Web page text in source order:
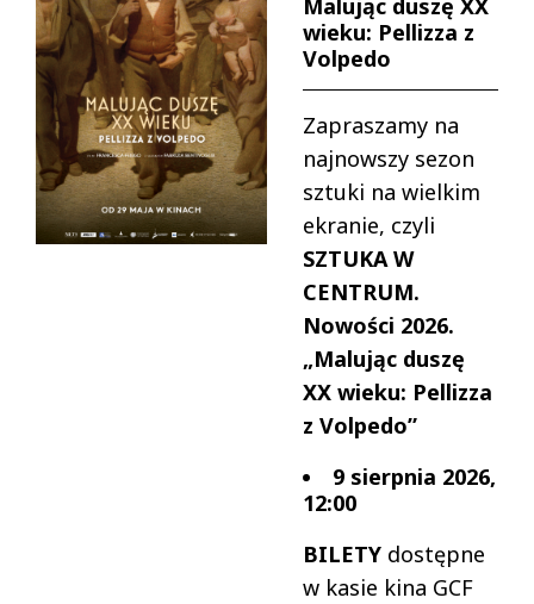
Malując duszę XX
wieku: Pellizza z
Volpedo
Zapraszamy na
najnowszy sezon
sztuki na wielkim
ekranie, czyli
SZTUKA W
CENTRUM.
Nowości 2026.
„Malując duszę
XX wieku: Pellizza
z Volpedo”
9 sierpnia 2026,
12:00
BILETY dostępne
w kasie kina GCF